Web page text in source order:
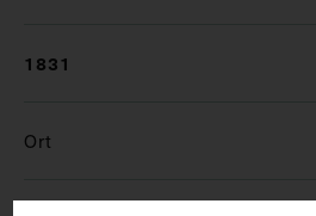
1831
Ort